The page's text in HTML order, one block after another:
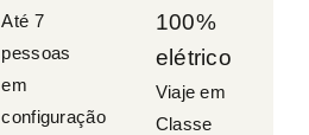
Até 7
pessoas
em
configuração
100%
elétrico
Viaje em
Classe